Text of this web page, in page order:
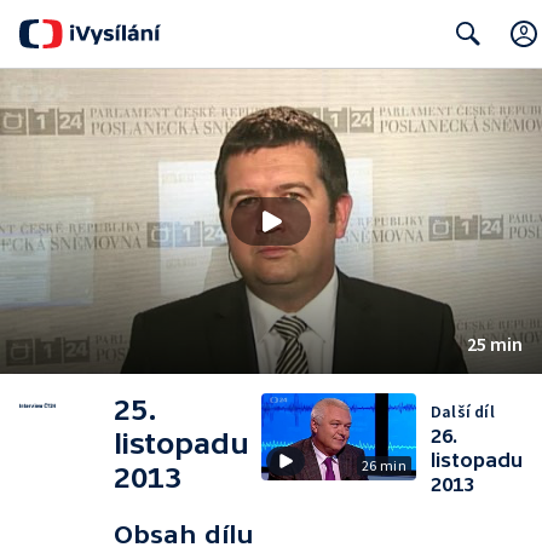
25 min
25.
listopadu
2013
Obsah dílu
26 min
Další díl
26.
listopadu
2013